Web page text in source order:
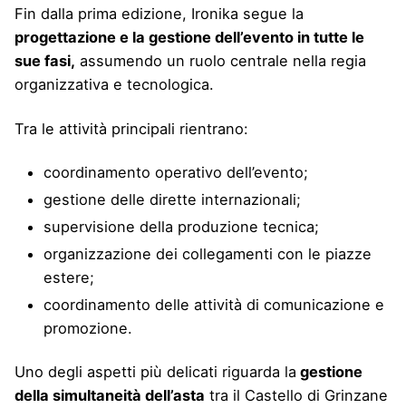
Fin dalla prima edizione, Ironika segue la
progettazione e la gestione dell’evento in tutte le
sue fasi, assumendo un ruolo centrale nella regia
organizzativa e tecnologica.
Tra le attività principali rientrano:
coordinamento operativo dell’evento;
gestione delle dirette internazionali;
supervisione della produzione tecnica;
organizzazione dei collegamenti con le piazze
estere;
coordinamento delle attività di comunicazione e
promozione.
Uno degli aspetti più delicati riguarda la gestione
della simultaneità dell’asta tra il Castello di Grinzane